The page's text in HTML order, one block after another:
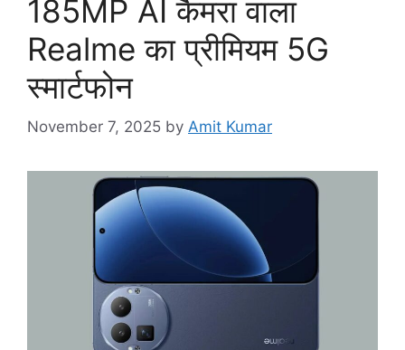
185MP AI कैमरा वाला
Realme का प्रीमियम 5G
स्मार्टफोन
November 7, 2025 by Amit Kumar